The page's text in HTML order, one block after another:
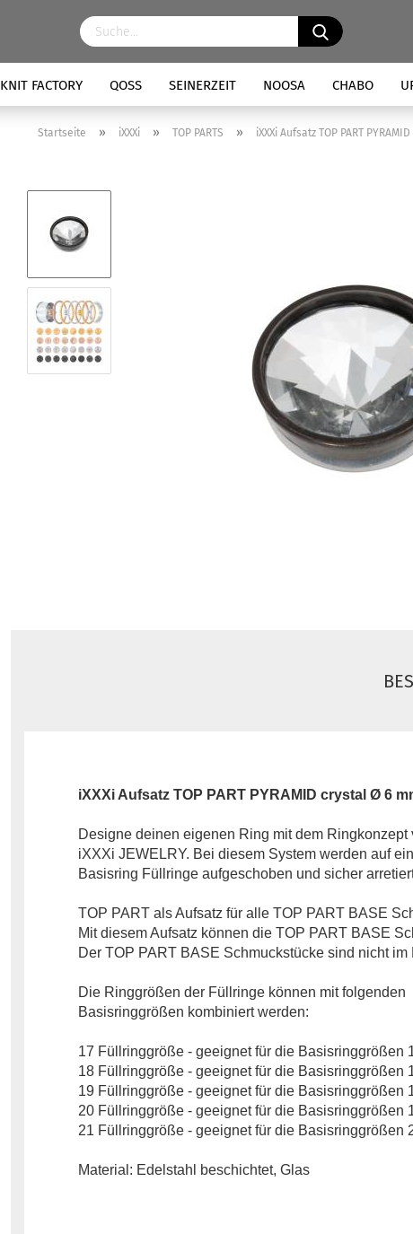
KNIT FACTORY QOSS SEINERZEIT NOOSA CHABO
Startseite » iXXXi » TOP PARTS » iXXXi Aufsatz TOP PART
iXXXi Aufsatz TOP PART PYRAMID crystal Ø 6
Designe deinen eigenen Ring mit dem Ringkonzept
iXXXi JEWELRY. Bei diesem System werden auf
Basisring Füllringe aufgeschoben und sicher
TOP PART ​als Aufsatz für alle TOP PART BASE
Mit diesem Aufsatz können die TOP PART BASE
Der TOP PART BASE Schmuckstücke sind nicht im
Die Ringgrößen der Füllringe können mit folgenden
Basisringgrößen kombiniert werden:
17 Füllringgröße - geeignet für die Basisringgrößen
18 Füllringgröße - geeignet für die Basisringgrößen
19 Füllringgröße - geeignet für die Basisringgrößen
20 Füllringgröße - geeignet für die Basisringgrößen
21 Füllringgröße - geeignet für die Basisringgrößen
Material: Edelstahl beschichtet, Glas